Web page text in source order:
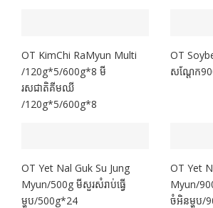
OT KimChi RaMyun Multi
/120g*5/600g*8 មី
រសជាតិគីមឈី
/120g*5/600g*8
OT
សណ្ដែក
OT Yet Nal Guk Su Jung
Myun/500g មីសួរសំរាប់ធ្វើ
ម្ហូប/500g*24
OT Yet
Myun/
ចំអិនម្ហូប/